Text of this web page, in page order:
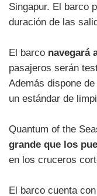
Singapur. El barco
duración de las
El barco navegará
pasajeros serán
Además dispone
un estándar de
Quantum of the
grande que los
en los cruceros
El barco cuenta